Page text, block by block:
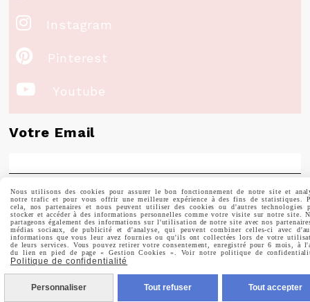
 Instagram
 Pinterest
 Youtube
Votre Email
Prénom
Valider
Nous utilisons des cookies pour assurer le bon fonctionnement de notre site et
notre trafic et pour vous offrir une meilleure expérience à des fins de statistiques.
cela, nos partenaires et nous peuvent utiliser des cookies ou d'autres technologies
stocker et accéder à des informations personnelles comme votre visite sur notre site.
partageons également des informations sur l'utilisation de notre site avec nos
médias sociaux, de publicité et d'analyse, qui peuvent combiner celles-ci avec
informations que vous leur avez fournies ou qu'ils ont collectées lors de votre
de leurs services. Vous pouvez retirer votre consentement, enregistré pour 6 mois, à
du lien en pied de page « Gestion Cookies ». Voir notre politique de
Politique de confidentialité
Personnaliser Tout refuser Tout accepter